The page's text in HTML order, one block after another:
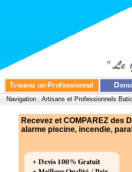
Navigation : Artisans et Professionnels
Recevez et COMPAREZ des
alarme piscine, incendie,